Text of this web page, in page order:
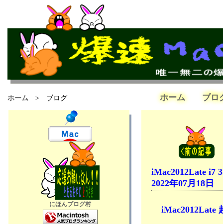
ホーム > ブログ ホーム ブロ
にほんブログ村
iMac2012Late i7
2022年07月18日
iMac2012Late